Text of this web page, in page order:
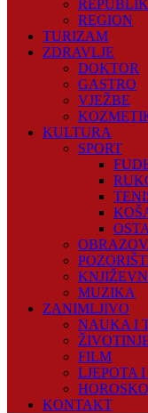
REGION
TURIZAM
ZDRAVLJE
DOKTOR
GASTRO
VJEŽBE
KULTURA
SPORT
MUZIKA
ZANIMLJIVO
NAUKA I
FILM
LJEPOTA
KONTAKT